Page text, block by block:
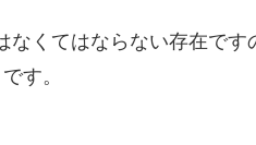
なくてはならない存在です
す。